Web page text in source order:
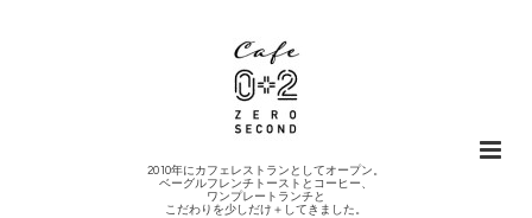
2010年にカフェレストランとしてオープン。
ベーグルフレンチトーストとコーヒー、
ワンプレートランチと
こだわりを少しだけ＋してきました。